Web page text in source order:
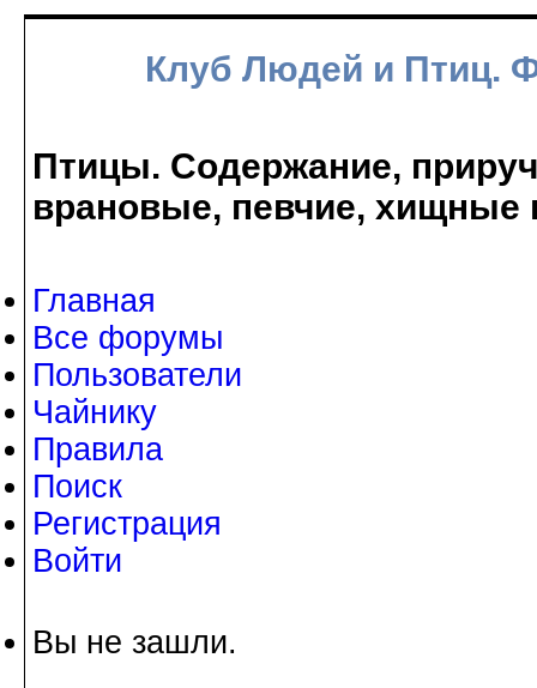
Клуб Людей и Птиц.
Птицы. Содержание,
врановые, певчие, хищные
Главная
Все форумы
Пользователи
Чайнику
Правила
Поиск
Регистрация
Войти
Вы не зашли.